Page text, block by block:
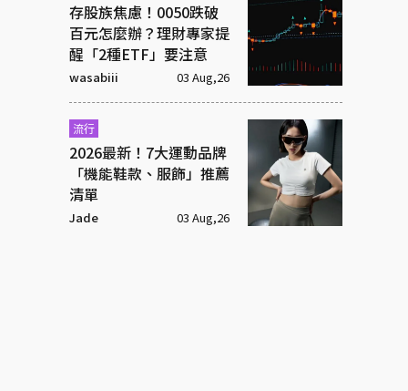
存股族焦慮！0050跌破
百元怎麼辦？理財專家提
醒「2種ETF」要注意
wasabiii 03 Aug,26
流行
2026最新！7大運動品牌
「機能鞋款、服飾」推薦
清單
Jade 03 Aug,26